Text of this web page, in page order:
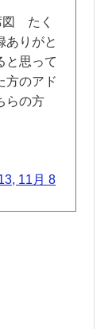
たく
ありがと
と思って
方のアド
らの方
11月 8